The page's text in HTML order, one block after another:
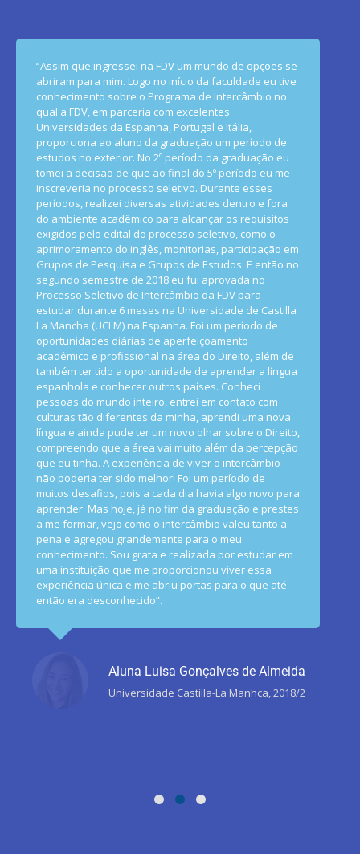
“Assim que ingressei na FDV um mundo de opções se
abriram para mim. Logo no início da faculdade eu tive
conhecimento sobre o Programa de Intercâmbio no
qual a FDV, em parceria com excelentes
Universidades da Espanha, Portugal e Itália,
proporciona ao aluno da graduação um período de
estudos no exterior. No 2º período da graduação eu
tomei a decisão de que ao final do 5º período eu me
inscreveria no processo seletivo. Durante esses
períodos, realizei diversas atividades dentro e fora
do ambiente acadêmico para alcançar os requisitos
exigidos pelo edital do processo seletivo, como o
aprimoramento do inglês, monitorias, participação em
Grupos de Pesquisa e Grupos de Estudos. E então no
segundo semestre de 2018 eu fui aprovada no
Processo Seletivo de Intercâmbio da FDV para
estudar durante 6 meses na Universidade de Castilla
La Mancha (UCLM) na Espanha. Foi um período de
oportunidades diárias de aperfeiçoamento
acadêmico e profissional na área do Direito, além de
também ter tido a oportunidade de aprender a língua
espanhola e conhecer outros países. Conheci
pessoas do mundo inteiro, entrei em contato com
culturas tão diferentes da minha, aprendi uma nova
língua e ainda pude ter um novo olhar sobre o Direito,
compreendo que a área vai muito além da percepção
que eu tinha. A experiência de viver o intercâmbio
não poderia ter sido melhor! Foi um período de
muitos desafios, pois a cada dia havia algo novo para
aprender. Mas hoje, já no fim da graduação e prestes
a me formar, vejo como o intercâmbio valeu tanto a
pena e agregou grandemente para o meu
conhecimento. Sou grata e realizada por estudar em
uma instituição que me proporcionou viver essa
experiência única e me abriu portas para o que até
então era desconhecido”.
Aluna Luisa Gonçalves de Almeida
Universidade Castilla-La Manhca, 2018/2